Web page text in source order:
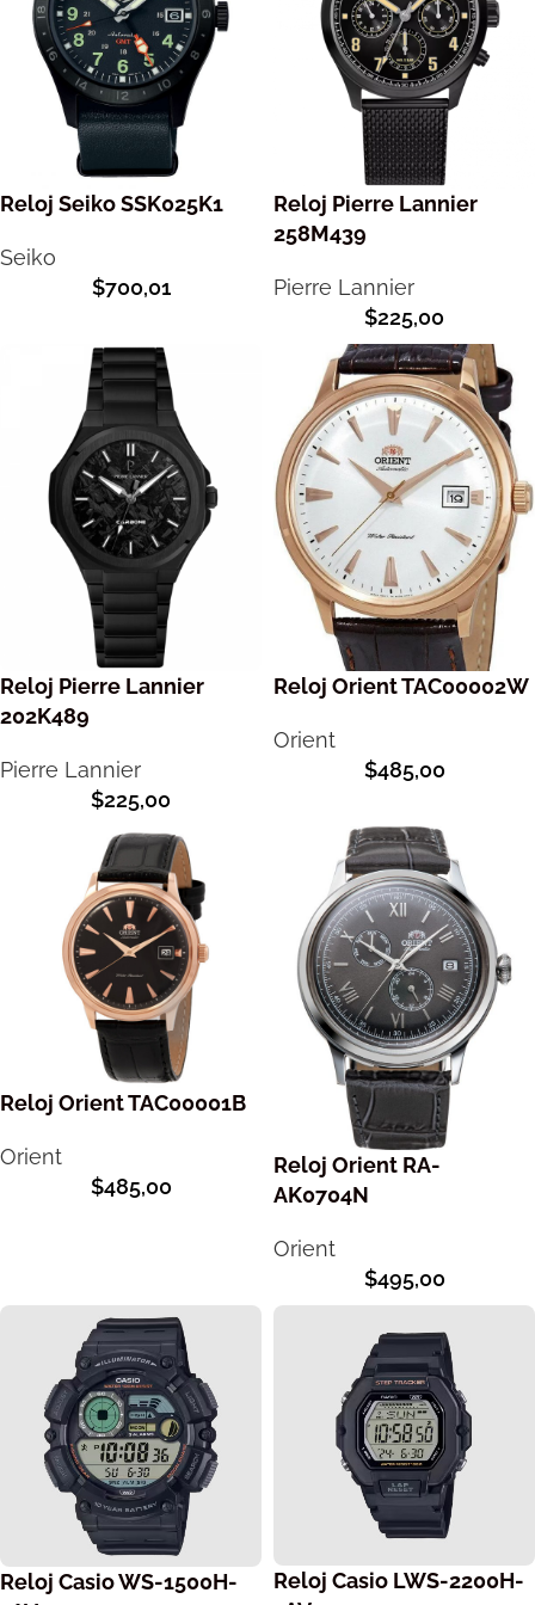
Reloj Seiko SSK025K1
Seiko
$700,01
Reloj Pierre Lannier
258M439
Pierre Lannier
$225,00
Reloj Pierre Lannier
202K489
Pierre Lannier
$225,00
Reloj Orient TAC00002W
Orient
$485,00
Reloj Orient TAC00001B
Orient
$485,00
Reloj Orient RA-
AK0704N
Orient
$495,00
Reloj Casio WS-1500H-
Reloj Casio LWS-2200H-